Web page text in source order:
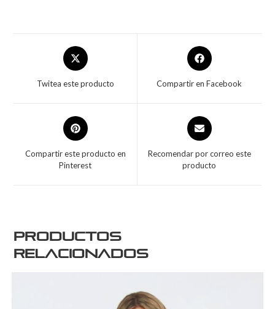
Twitea este producto Compartir en Facebook
Compartir este producto en
Pinterest
Recomendar por correo este
producto
Productos
relacionados